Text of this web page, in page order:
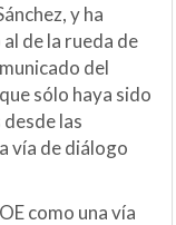
y ha
de la rueda de
del
sólo haya sido
las
vía de diálogo
como una vía